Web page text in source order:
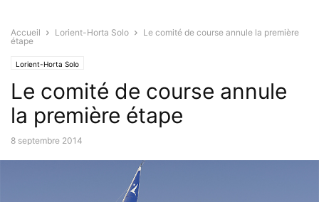
Accueil Lorient-Horta Solo
Le comité de course annule la première
étape
Lorient-Horta Solo
Le comité de course annule
la première étape
8 septembre 2014